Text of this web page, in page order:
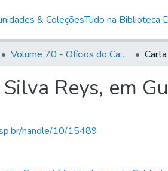
& ColeçõesTudo na Biblioteca
Volume 70 - Ofícios do Capitão General Martins Lopes de Saldanha aos diversos funcionários da Capitania (1775-1776)
Reys, em
handle/10/15489